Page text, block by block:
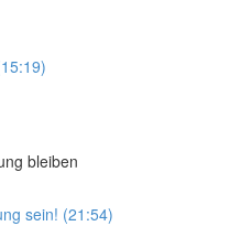
bleiben
sein! (21:54)